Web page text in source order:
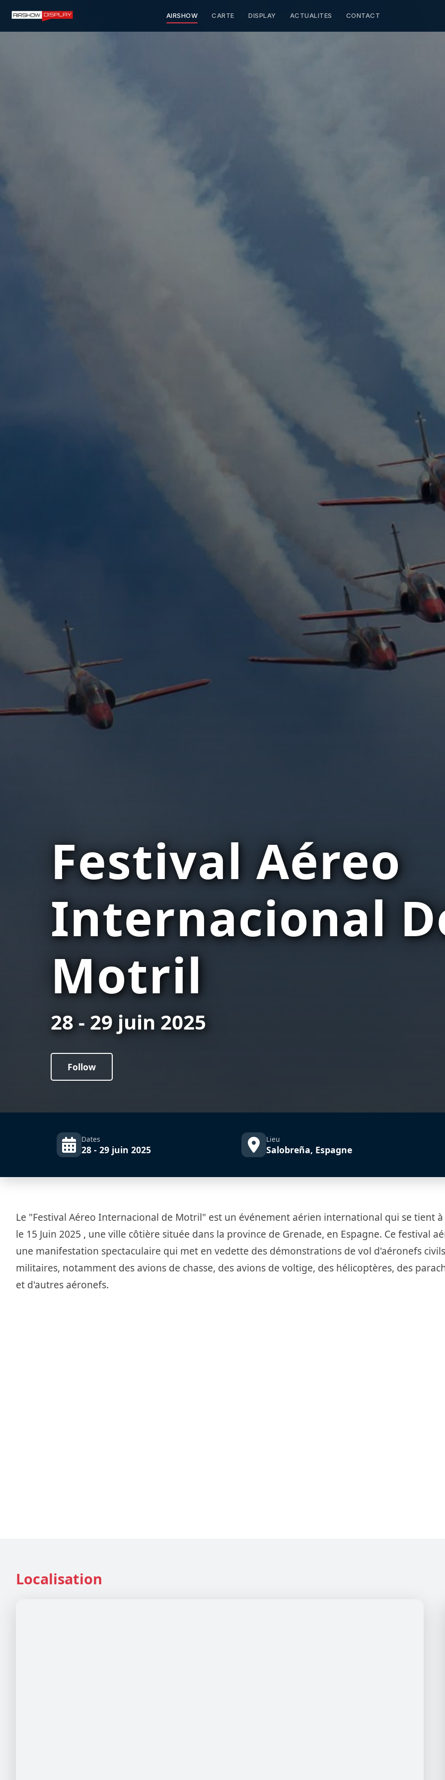
AIRSHOW CARTE DISPLAY ACTUALITES CONTACT
Festival Aéreo
Internacional
Motril
28 - 29 juin 2025
Follow
Dates
28 - 29 juin 2025
Lieu
Salobreña, Espagne
Le "Festival Aéreo Internacional de Motril" est un événement aérien international qui se tient
le 15 Juin 2025 , une ville côtière située dans la province de Grenade, en Espagne. Ce festival
une manifestation spectaculaire qui met en vedette des démonstrations de vol d'aéronefs
militaires, notamment des avions de chasse, des avions de voltige, des hélicoptères, des
et d'autres aéronefs.
Localisation